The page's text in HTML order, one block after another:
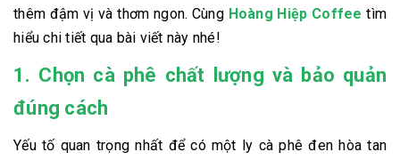
thêm đậm vị và thơm ngon. Cùng Hoàng Hiệp Coffee tìm
hiểu chi tiết qua bài viết này nhé!
1. Chọn cà phê chất lượng và bảo quản
đúng cách
Yếu tố quan trọng nhất để có một ly cà phê đen hòa tan